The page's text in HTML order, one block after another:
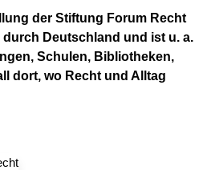
der Stiftung Forum Recht
Deutschland und ist u. a.
Schulen, Bibliotheken,
dort, wo Recht und Alltag